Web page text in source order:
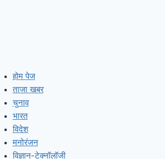
होम पेज
ताजा खबर
चुनाव
भारत
विदेश
मनोरंजन
विज्ञान-टेक्नॉलॉजी